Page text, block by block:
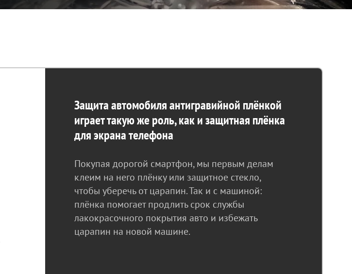
Защита автомобиля антигравийной плёнкой
играет такую же роль, как и защитная плёнка
для экрана телефона
Покупая дорогой смартфон, мы первым делам
клеим на него плёнку или защитное стекло,
чтобы уберечь от царапин. Так и с машиной:
плёнка помогает продлить срок службы
лакокрасочного покрытия авто и избежать
царапин на новой машине.